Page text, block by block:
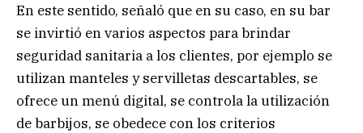
En este sentido, señaló que en su caso, en su bar
se invirtió en varios aspectos para brindar
seguridad sanitaria a los clientes, por ejemplo se
utilizan manteles y servilletas descartables, se
ofrece un menú digital, se controla la utilización
de barbijos, se obedece con los criterios